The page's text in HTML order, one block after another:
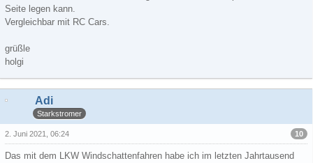
Seite legen kann.
Vergleichbar mit RC Cars.
grüßle
holgi
Adi
Starkstromer
10
2. Juni 2021, 06:24
Das mit dem LKW Windschattenfahren habe ich im letzten Jahrtausend